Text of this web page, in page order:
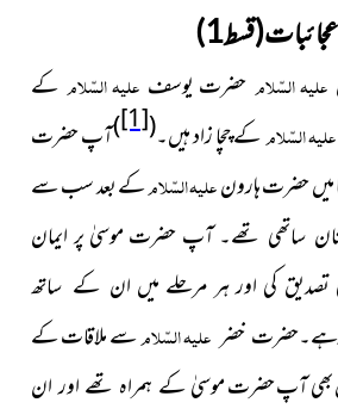
عجائبات(قسط1)
علیہ السّلام حضرت یوسف علیہ السّلام کے
علیہ السّلامکے چچا زاد ہیں۔(
[1]
)آپ حضرت
حضرت ہارونعلیہ السّلامکے بعدسبسے
ساتھی تھے۔ آپ حضرت موسیٰپر ایمان
کی اور ہر مرحلے میں ان کے ساتھ
رہے۔حضرت خضر علیہ السّلامسے ملاقات کے
بھی آپ حضرتموسیٰ کے ہمراہ تھے اور ان